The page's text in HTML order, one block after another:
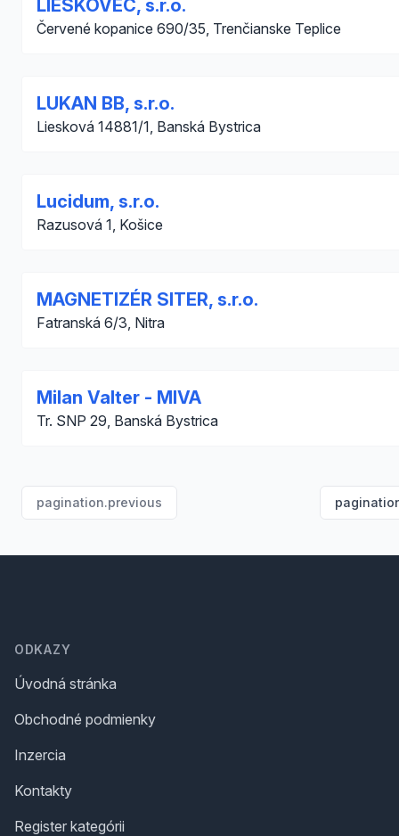
LIESKOVEC, s.r.o.
Červené kopanice 690/35, Trenčianske Teplice
LUKAN BB, s.r.o.
Liesková 14881/1, Banská Bystrica
Lucidum, s.r.o.
Razusová 1, Košice
MAGNETIZÉR SITER, s.r.o.
Fatranská 6/3, Nitra
Milan Valter - MIVA
Tr. SNP 29, Banská Bystrica
pagination.previous
ODKAZY
Úvodná stránka
Obchodné podmienky
Inzercia
Kontakty
Register kategórii